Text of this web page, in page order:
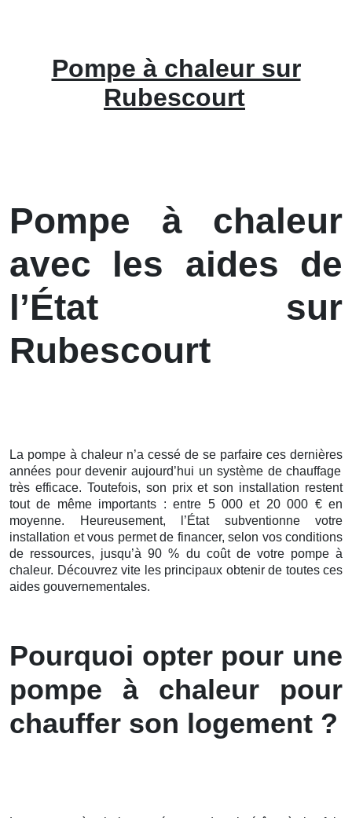
Pompe à chaleur sur
Rubescourt
Pompe à chaleur
avec les aides de
l’État sur
Rubescourt
La pompe à chaleur n’a cessé de se parfaire ces dernières
années pour devenir aujourd’hui un système de chauffage
très efficace. Toutefois, son prix et son installation restent
tout de même importants : entre 5 000 et 20 000 € en
moyenne. Heureusement, l’État subventionne votre
installation et vous permet de financer, selon vos conditions
de ressources, jusqu’à 90 % du coût de votre pompe à
chaleur. Découvrez vite les principaux obtenir de toutes ces
aides gouvernementales.
Pourquoi opter pour une
pompe à chaleur pour
chauffer son logement ?